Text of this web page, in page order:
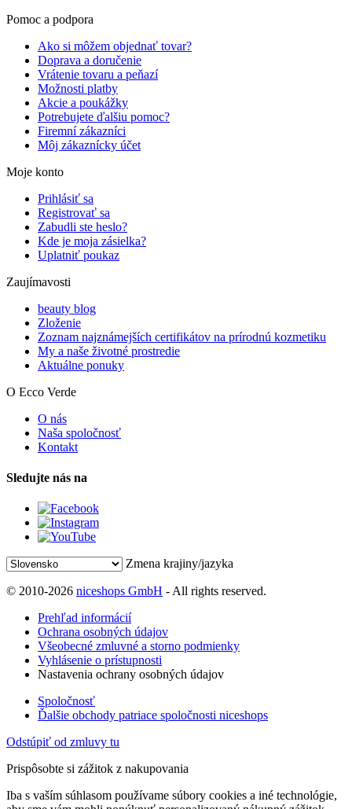
Pomoc a podpora
Ako si môžem objednať tovar?
Doprava a doručenie
Vrátenie tovaru a peňazí
Možnosti platby
Akcie a poukážky
Potrebujete ďalšiu pomoc?
Firemní zákazníci
Môj zákaznícky účet
Moje konto
Prihlásiť sa
Registrovať sa
Zabudli ste heslo?
Kde je moja zásielka?
Uplatniť poukaz
Zaujímavosti
beauty blog
Zloženie
Zoznam najznámejších certifikátov na prírodnú kozmetiku
My a naše životné prostredie
Aktuálne ponuky
O Ecco Verde
O nás
Naša spoločnosť
Kontakt
Sledujte nás na
Zmena krajiny/jazyka
© 2010-2026 niceshops GmbH - All rights reserved.
Prehľad informácií
Ochrana osobných údajov
Všeobecné zmluvné a storno podmienky
Vyhlásenie o prístupnosti
Nastavenia ochrany osobných údajov
Spoločnosť
Ďalšie obchody patriace spoločnosti niceshops
Odstúpiť od zmluvy tu
Prispôsobte si zážitok z nakupovania
Iba s vaším súhlasom používame súbory cookies a iné technológie,